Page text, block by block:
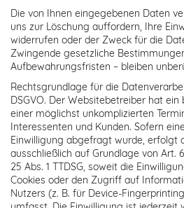
Die von Ihnen eingegebenen Daten
uns zur Löschung auffordern, Ihre
widerrufen oder der Zweck für die
Zwingende gesetzliche
Aufbewahrungsfristen – bleiben
Rechtsgrundlage für die
DSGVO. Der Websitebetreiber hat
einer möglichst unkomplizierten
Interessenten und Kunden. Sofern
Einwilligung abgefragt wurde, erfolgt
ausschließlich auf Grundlage von Art.
25 Abs. 1 TTDSG, soweit die
Cookies oder den Zugriff auf
Nutzers (z. B. für Device-